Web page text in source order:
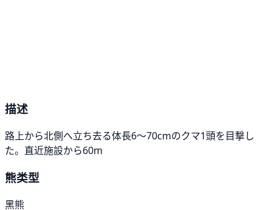
描述
路上から北側へ立ち去る体長6〜70cmのクマ1頭を目撃し
た。直近施設から60m
熊类型
黑熊